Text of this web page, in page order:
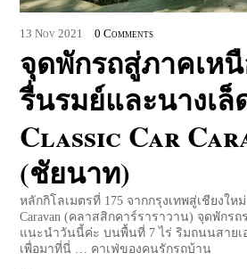
13 Nov 2021 0 Comments
จุดพักรถสู่ภาคเห
รื่นรมย์และนางเล็
Classic Car
(ชัยนาท)
หลักกิโลเมตรที่ 175 จากกรุงเทพสู่เชียงใหม่
Caravan (คลาสสิกคาร์ราราวาน) จุดพักร
แนะนำวันนี้ค่ะ บนพื้นที่ 7 ไร่ ริมถนนสายเอ
เพื่อมาที่นี่ … คาเฟ่ของคนรักรถบ้าน